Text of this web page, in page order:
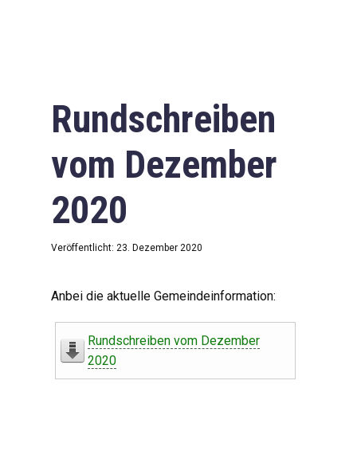
Rundschreiben
vom Dezember
2020
Veröffentlicht: 23. Dezember 2020
Anbei die aktuelle Gemeindeinformation:
Rundschreiben vom Dezember
2020